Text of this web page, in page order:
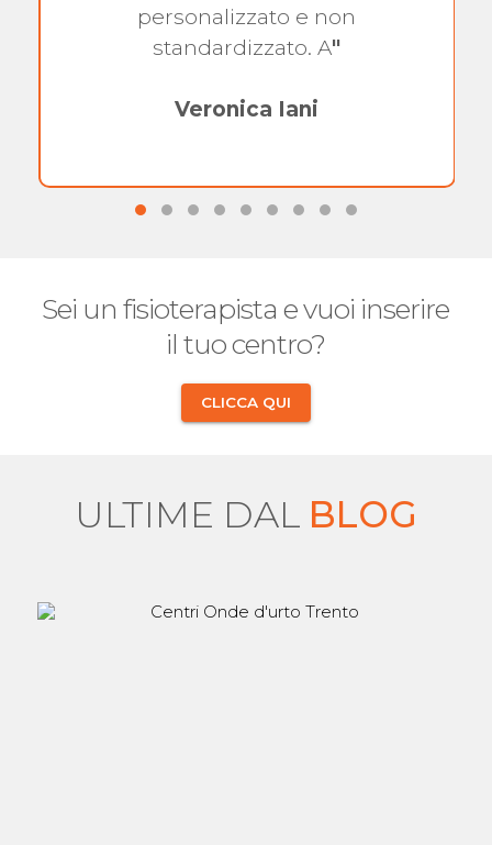
personalizzato e non
standardizzato. A"
Veronica Iani
Sei un fisioterapista e vuoi inserire
il tuo centro?
CLICCA QUI
ULTIME DAL BLOG